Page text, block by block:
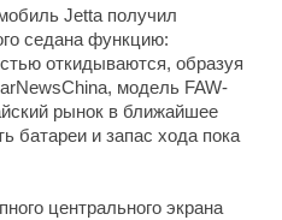
Jetta получил
седана функцию:
откидываются, образуя
модель FAW-
рынок в ближайшее
батареи и запас хода пока
центрального экрана